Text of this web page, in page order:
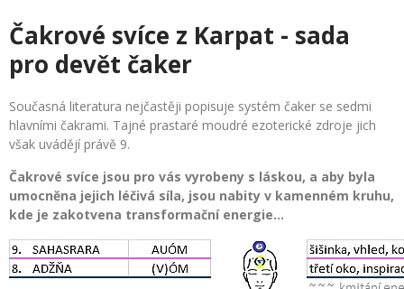
Čakrové svíce z Karpat - sada
pro devět čaker
Současná literatura nejčastěji popisuje systém čaker se sedmi
hlavními čakrami. Tajné prastaré moudré ezoterické zdroje jich
však uvádějí právě 9.
Čakrové svíce jsou pro vás vyrobeny s láskou, a aby byla
umocněna jejich léčivá síla, jsou nabity v kamenném kruhu,
kde je zakotvena transformační energie...